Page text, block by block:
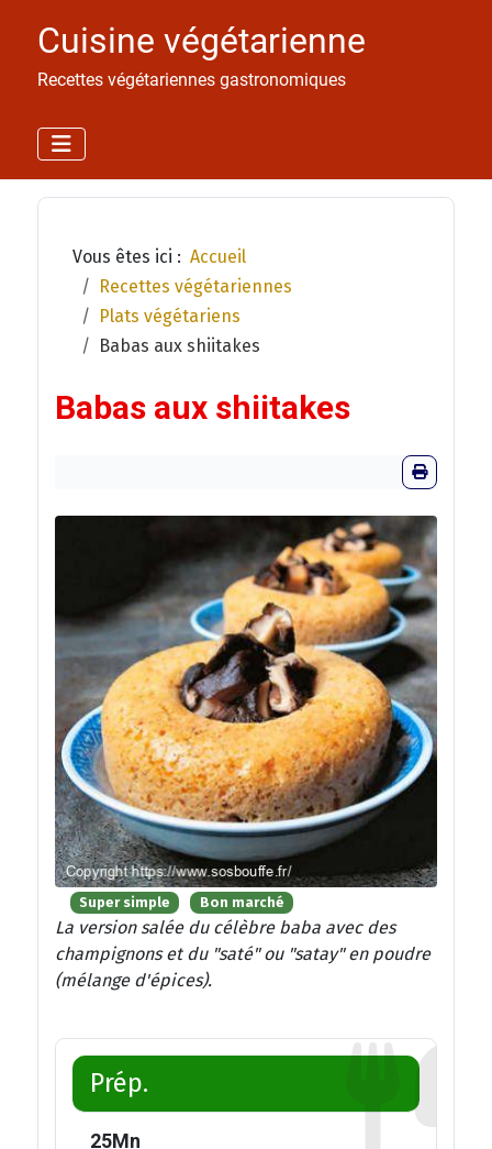
Cuisine végétarienne
Recettes végétariennes gastronomiques
Vous êtes ici : Accueil
Recettes végétariennes
Plats végétariens
Babas aux shiitakes
Babas aux shiitakes
Super simple Bon marché
La version salée du célèbre baba avec des
champignons et du "saté" ou "satay" en poudre
(mélange d'épices).
Prép.
25Mn